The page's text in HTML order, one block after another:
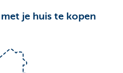
je huis te kopen